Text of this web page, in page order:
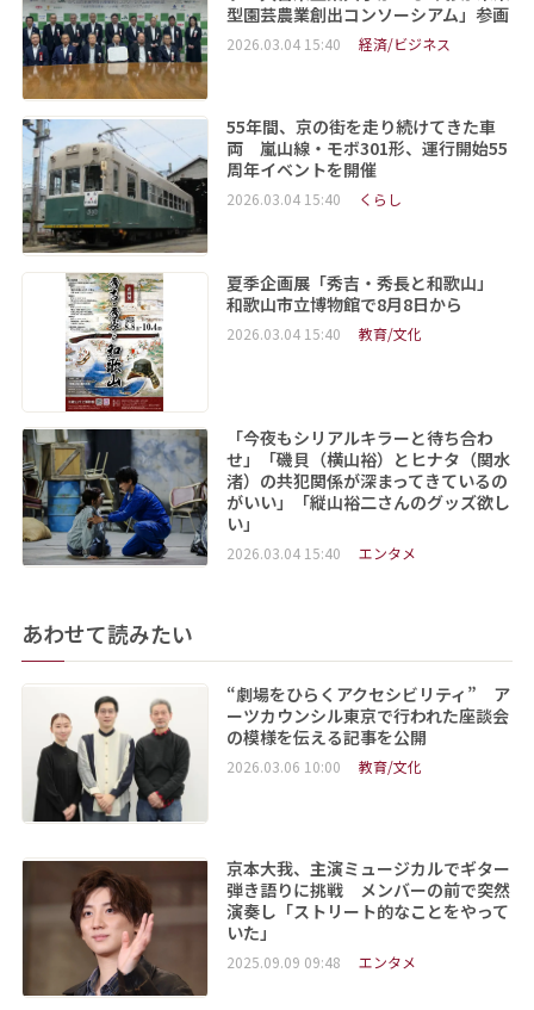
型園芸農業創出コンソーシアム」参画
2026.03.04 15:40 経済/ビジネス
55年間、京の街を走り続けてきた車
両 嵐山線・モボ301形、運行開始55
周年イベントを開催
2026.03.04 15:40 くらし
夏季企画展「秀吉・秀長と和歌山」
和歌山市立博物館で8月8日から
2026.03.04 15:40 教育/文化
「今夜もシリアルキラーと待ち合わ
せ」「磯貝（横山裕）とヒナタ（関水
渚）の共犯関係が深まってきているの
がいい」「縦山裕二さんのグッズ欲し
い」
2026.03.04 15:40 エンタメ
あわせて読みたい
“劇場をひらくアクセシビリティ” ア
ーツカウンシル東京で行われた座談会
の模様を伝える記事を公開
2026.03.06 10:00 教育/文化
京本大我、主演ミュージカルでギター
弾き語りに挑戦 メンバーの前で突然
演奏し「ストリート的なことをやって
いた」
2025.09.09 09:48 エンタメ